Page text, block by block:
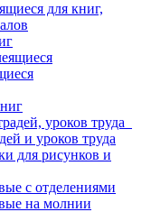
для книг,
уроков труда
и уроков труда
для рисунков и
с отделениями
на молнии